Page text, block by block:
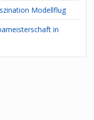
Modellflug
in